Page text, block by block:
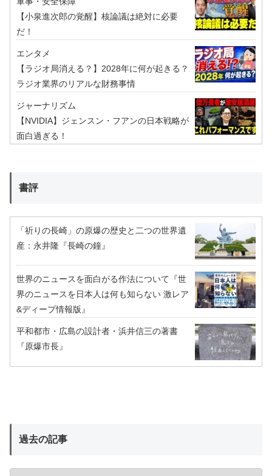
【小泉進次郎の覚醒】核論議は絶対に必要
だ！
エンタメ
【ラジオ局消える？】2028年に何が起きる？
ラジオ業界のリアルな財務事情
ジャーナリズム
【NVIDIA】ジェンスン・フアンの日本戦略が
面白過ぎる！
書評
「祈りの長崎」の原爆の歴史と二つの世界遺
産：永井隆『長崎の鐘』
世界のニュースを面白がる作法について『世
界のニュースを日本人は何も知らない 激レア
&ディープ情報版』
平和都市・広島の設計者・浜井信三の著書
『原爆市長』
過去の記事